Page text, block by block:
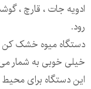
ادویه جات ، قارچ ،
رود.
خیلی خوبی به شمار
این دستگاه برای